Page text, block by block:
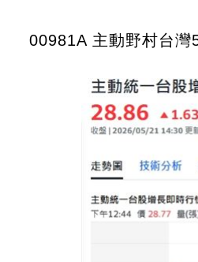
00981A 主動野村台